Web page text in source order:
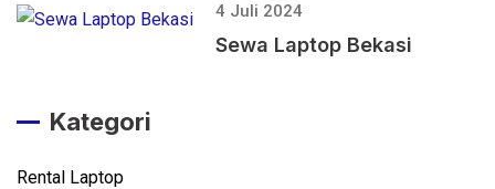
4 Juli 2024
Sewa Laptop Bekasi
Kategori
Rental Laptop